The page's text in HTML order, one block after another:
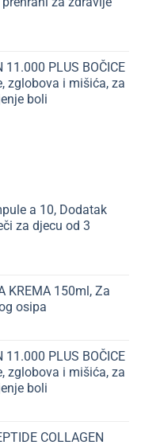
11.000 PLUS BOČICE
zglobova i mišića, za
boli
a 10, Dodatak
za djecu od 3
KREMA 150ml, Za
osipa
11.000 PLUS BOČICE
zglobova i mišića, za
boli
COLLAGEN